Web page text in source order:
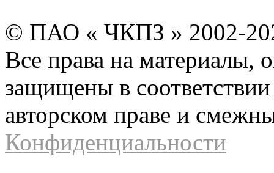
© ПАО « ЧКПЗ » 2002-
Все права на материалы,
защищены в соответствии
авторском праве и
Конфиденциальности